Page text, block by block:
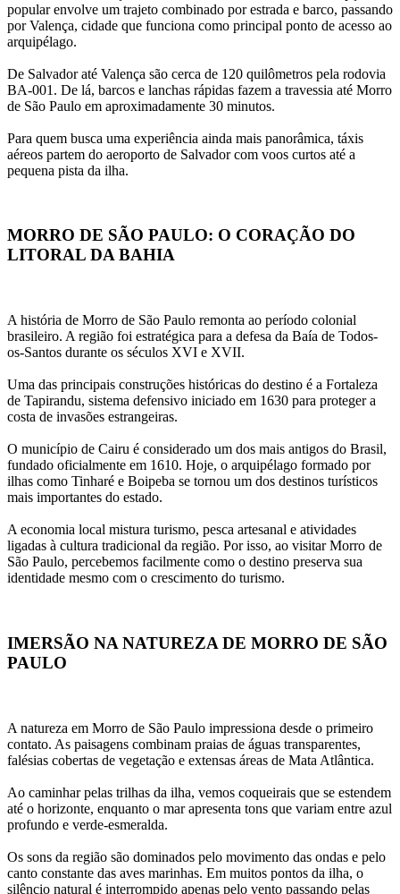
popular envolve um trajeto combinado por estrada e barco, passando
por Valença, cidade que funciona como principal ponto de acesso ao
arquipélago.
BA-001 . De lá, barcos e lanchas rápidas fazem a travessia até Morro
de São Paulo em aproximadamente 30 minutos.
Para quem busca uma experiência ainda mais panorâmica, táxis
aéreos partem do aeroporto de Salvador com voos curtos até a
pequena pista da ilha.
MORRO DE SÃO PAULO: O CORAÇÃO DO
LITORAL DA BAHIA
A história de Morro de São Paulo remonta ao período colonial
brasileiro. A região foi estratégica para a defesa da Baía de Todos-
os-Santos durante os séculos XVI e XVII.
Uma das principais construções históricas do destino é a Fortaleza
de Tapirandu, sistema defensivo iniciado em 1630 para proteger a
costa de invasões estrangeiras.
O município de Cairu é considerado um dos mais antigos do Brasil,
fundado oficialmente em 1610. Hoje, o arquipélago formado por
ilhas como Tinharé e Boipeba se tornou um dos destinos turísticos
mais importantes do estado.
A economia local mistura turismo, pesca artesanal e atividades
ligadas à cultura tradicional da região. Por isso, ao visitar Morro de
São Paulo, percebemos facilmente como o destino preserva sua
identidade mesmo com o crescimento do turismo.
IMERSÃO NA NATUREZA DE MORRO DE SÃO
PAULO
A natureza em Morro de São Paulo impressiona desde o primeiro
contato. As paisagens combinam praias de águas transparentes,
falésias cobertas de vegetação e extensas áreas de Mata Atlântica.
Ao caminhar pelas trilhas da ilha, vemos coqueirais que se estendem
até o horizonte, enquanto o mar apresenta tons que variam entre azul
profundo e verde-esmeralda.
Os sons da região são dominados pelo movimento das ondas e pelo
canto constante das aves marinhas. Em muitos pontos da ilha, o
silêncio natural é interrompido apenas pelo vento passando pelas